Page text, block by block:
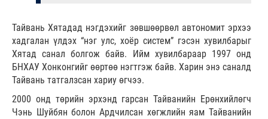
Тайвань Хятадад нэгдэхийг зөвшөөрвөл автономит эрхээ
хадгалан үлдэх “нэг улс, хоёр систем” гэсэн хувилбарыг
Хятад санал болгож байв. Ийм хувилбараар 1997 онд
БНХАУ Хонконгийг өөртөө нэгтгэж байв. Харин энэ саналд
Тайвань татгалзсан хариу өгчээ.
2000 онд төрийн эрхэнд гарсан Тайванийн Ерөнхийлөгч
Чэнь Шуйбян болон Ардчилсан хөгжлийн яам Тайванийн